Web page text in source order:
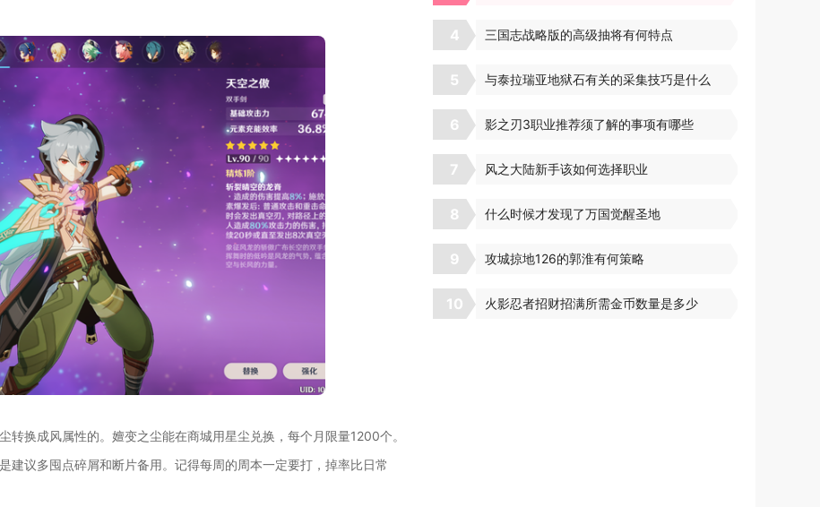
换成风属性的。嬗变之尘能在商城用星尘兑换，每个月限量1200个。
建议多囤点碎屑和断片备用。记得每周的周本一定要打，掉率比日常
4 三国志战略版的高级抽将有何特点
5 与泰拉瑞亚地狱石有关的采集技巧是什么
6 影之刃3职业推荐须了解的事项有哪些
7 风之大陆新手该如何选择职业
8 什么时候才发现了万国觉醒圣地
9 攻城掠地126的郭淮有何策略
10 火影忍者招财招满所需金币数量是多少